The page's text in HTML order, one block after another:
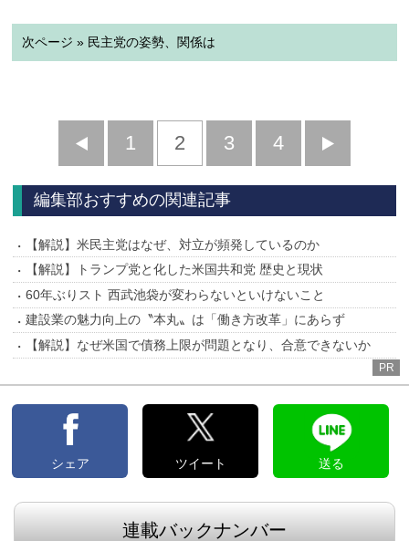
次ページ » 民主党の姿勢、関係は
前
へ
1 2 3 4
へ
編集部おすすめの関連記事
【解説】米民主党はなぜ、対立が頻発しているのか
【解説】トランプ党と化した米国共和党 歴史と現状
60年ぶりスト 西武池袋が変わらないといけないこと
建設業の魅力向上の〝本丸〟は「働き方改革」にあらず
【解説】なぜ米国で債務上限が問題となり、合意できないか
PR
シェア ツイート 送る
連載バックナンバー